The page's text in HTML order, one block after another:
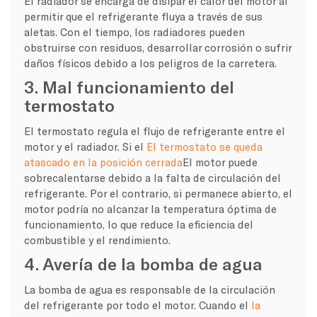
permitir que el refrigerante fluya a través de sus
aletas. Con el tiempo, los radiadores pueden
obstruirse con residuos, desarrollar corrosión o sufrir
daños físicos debido a los peligros de la carretera.
3. Mal funcionamiento del
termostato
El termostato regula el flujo de refrigerante entre el
motor y el radiador. Si el El termostato se queda
atascado en la posición cerradaEl motor puede
sobrecalentarse debido a la falta de circulación del
refrigerante. Por el contrario, si permanece abierto, el
motor podría no alcanzar la temperatura óptima de
funcionamiento, lo que reduce la eficiencia del
combustible y el rendimiento.
4. Avería de la bomba de agua
La bomba de agua es responsable de la circulación
del refrigerante por todo el motor. Cuando el la